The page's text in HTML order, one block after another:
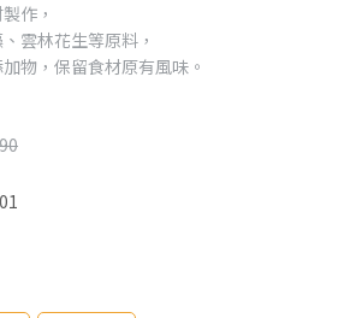
作，
雲林花生等原料，
物，保留食材原有風味。